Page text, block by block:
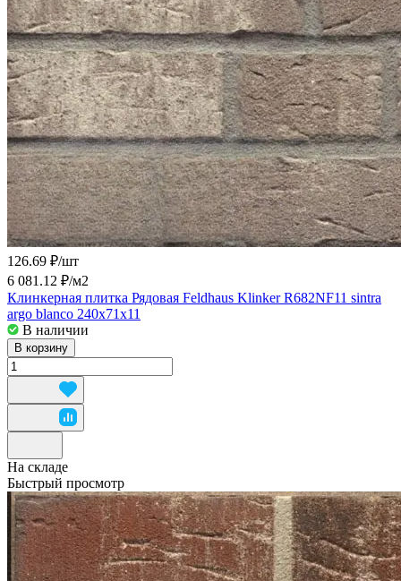
126.69 ₽/шт
6 081.12 ₽/м2
Клинкерная плитка Рядовая Feldhaus Klinker R682NF11 sintra
argo blanco 240x71x11
В наличии
В корзину
На складе
Быстрый просмотр